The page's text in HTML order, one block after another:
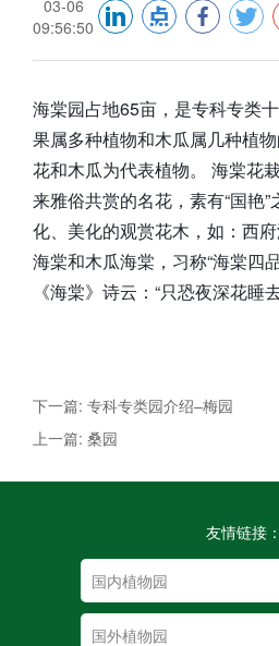
03-06
09:56:50
海棠园占地65亩，是专科专类
果属多种植物和木瓜属几种植
花和木瓜为代表植物。 海棠花
来雅俗共赏的名花，素有“国艳
化、美化的观赏花木，如：西
海棠和木瓜海棠，习称“海棠四
《海棠》诗云：“只恐夜深花睡
下一篇: 专科专类园介绍–梅园
上一篇: 桑园
友情链接：